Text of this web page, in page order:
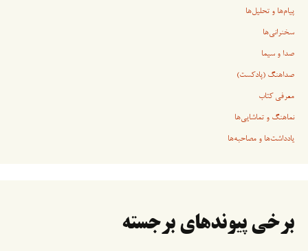
پیام‌ها و تحلیل‌ها
سخنرانی‏‏‌ها
صدا و سیما
صداهنگ (پادکست)
معرفی کتاب
نماهنگ و تماشایی‌ها
یادداشت‌ها و مصاحبه‌ها
برخی پیوندهای برجسته